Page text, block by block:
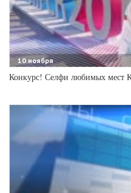
10 ноября
Конкурс! Селфи любимых мест